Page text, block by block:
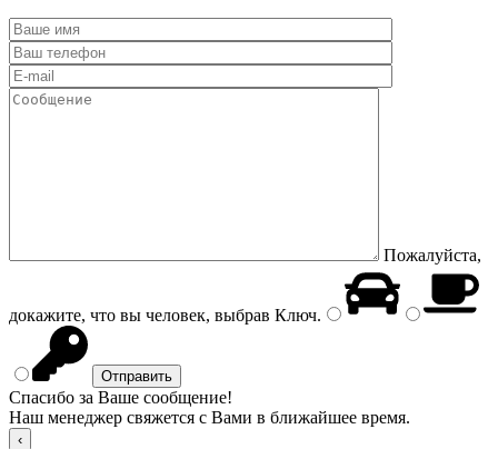
Пожалуйста,
докажите, что вы человек, выбрав Ключ.
Спасибо за Ваше сообщение!
Наш менеджер свяжется с Вами в ближайшее время.